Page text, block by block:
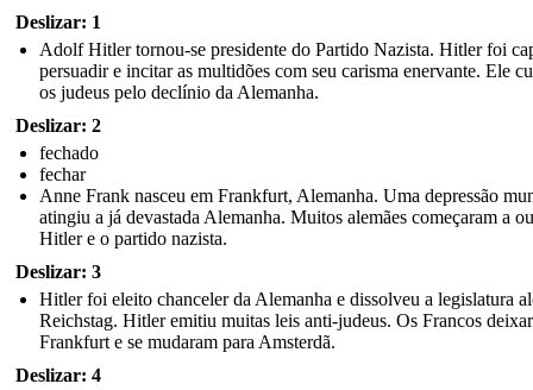
A Gestapo invadiu o Anexo Secreto e os ocupantes foram
capturados. Os francos, Van Daans e Dussel foram enviados
para campos na Alemanha.
Legend
Deslizar: 1
Adolf Hitler tornou-se presidente do Partido Nazista. Hitler foi
persuadir e incitar as multidões com seu carisma enervante. Ele
os judeus pelo declínio da Alemanha.
Deslizar: 2
fechado
fechar
Anne Frank nasceu em Frankfurt, Alemanha. Uma depressão
atingiu a já devastada Alemanha. Muitos alemães começaram a
Hitler e o partido nazista.
Deslizar: 3
Hitler foi eleito chanceler da Alemanha e dissolveu a legislatura
Reichstag. Hitler emitiu muitas leis anti-judeus. Os Francos
Frankfurt e se mudaram para Amsterdã.
Deslizar: 4